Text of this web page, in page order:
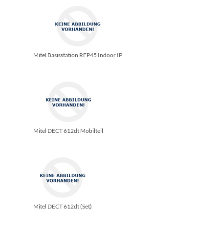
Mitel Basisstation RFP45 Indoor IP
Mitel DECT 612dt Mobilteil
Mitel DECT 612dt (Set)